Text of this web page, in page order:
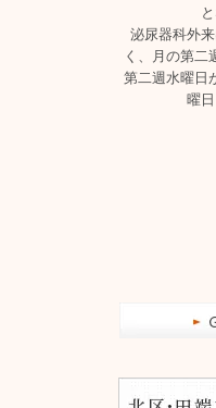
泌尿器科外
く、月の第二
第二週水曜日
曜日